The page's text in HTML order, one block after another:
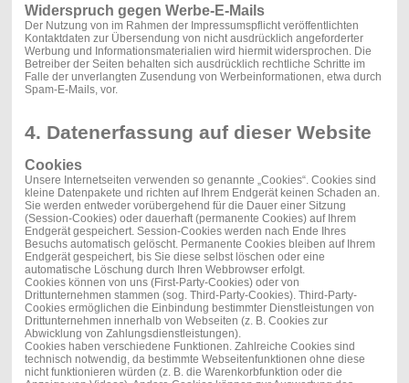
Widerspruch gegen Werbe-E-Mails
Der Nutzung von im Rahmen der Impressumspflicht veröffentlichten
Kontaktdaten zur Übersendung von nicht ausdrücklich angeforderter
Werbung und Informationsmaterialien wird hiermit widersprochen. Die
Betreiber der Seiten behalten sich ausdrücklich rechtliche Schritte im
Falle der unverlangten Zusendung von Werbeinformationen, etwa durch
Spam-E-Mails, vor.
4. Datenerfassung auf dieser Website
Cookies
Unsere Internetseiten verwenden so genannte „Cookies“. Cookies sind
kleine Datenpakete und richten auf Ihrem Endgerät keinen Schaden an.
Sie werden entweder vorübergehend für die Dauer einer Sitzung
(Session-Cookies) oder dauerhaft (permanente Cookies) auf Ihrem
Endgerät gespeichert. Session-Cookies werden nach Ende Ihres
Besuchs automatisch gelöscht. Permanente Cookies bleiben auf Ihrem
Endgerät gespeichert, bis Sie diese selbst löschen oder eine
automatische Löschung durch Ihren Webbrowser erfolgt.
Cookies können von uns (First-Party-Cookies) oder von
Drittunternehmen stammen (sog. Third-Party-Cookies). Third-Party-
Cookies ermöglichen die Einbindung bestimmter Dienstleistungen von
Drittunternehmen innerhalb von Webseiten (z. B. Cookies zur
Abwicklung von Zahlungsdienstleistungen).
Cookies haben verschiedene Funktionen. Zahlreiche Cookies sind
technisch notwendig, da bestimmte Webseitenfunktionen ohne diese
nicht funktionieren würden (z. B. die Warenkorbfunktion oder die